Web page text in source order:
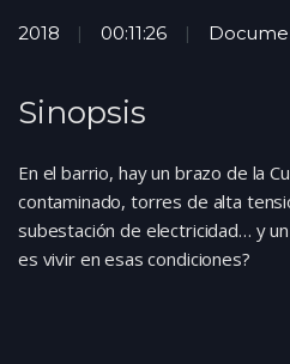
2018 00:11:26
Sinopsis
En el barrio, hay un brazo de la
contaminado, torres de alta
subestación de electricidad… y
es vivir en esas condiciones?